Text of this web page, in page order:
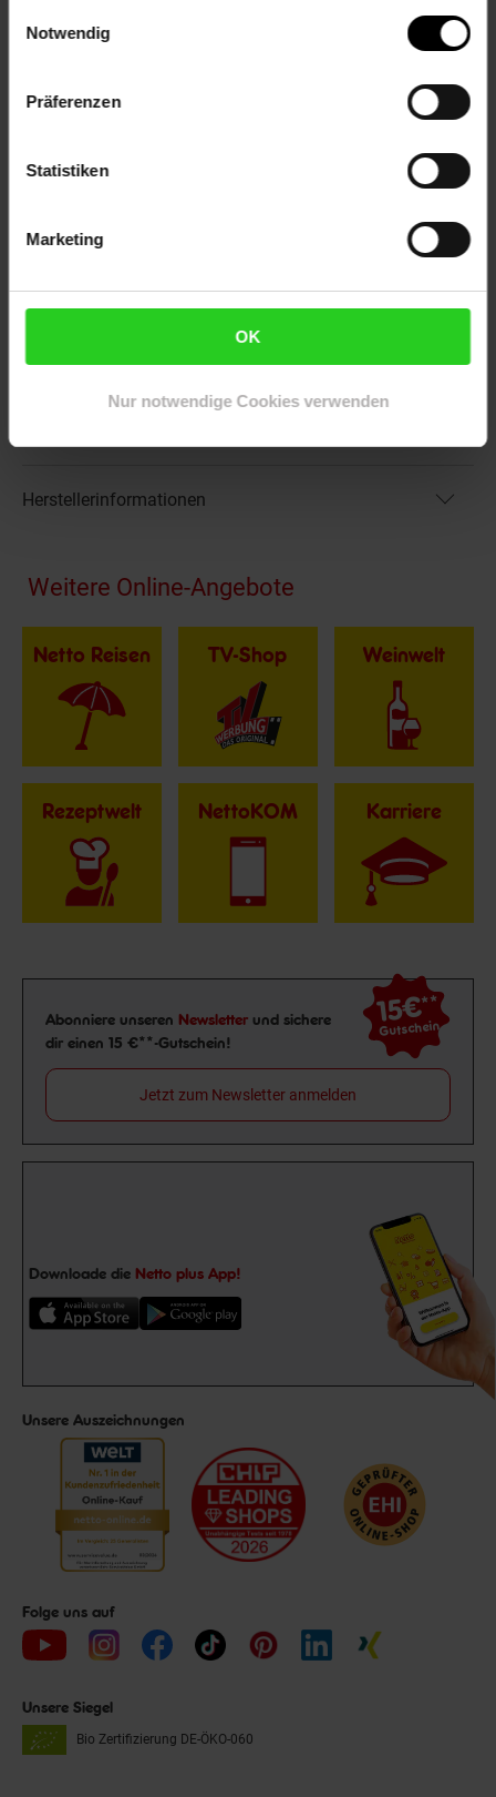
Notwendig
Präferenzen
Statistiken
Marketing
OK
Nur notwendige Cookies verwenden
Stromanschluss erforderlich: nein
Material Deckel: emaillierter Stahl
Material Unterschrank: Stahl, emailliert
Farbe: schwarz
EAN: 0647056919858
Herstellerinformationen
Fußzeile
Weitere Online-Angebote
Netto Reisen TV-Shop Weinwelt
Rezeptwelt NettoKOM Karriere
Newsletter Anmeldung
Abonniere unseren Newsletter und sichere
dir einen 15 €**-Gutschein!
15€**
Gutschein
Jetzt zum Newsletter anmelden
Downloade die Netto plus App!
Unsere Auszeichnungen
Folge uns auf
Unsere Siegel
Bio Zertifizierung DE-ÖKO-060